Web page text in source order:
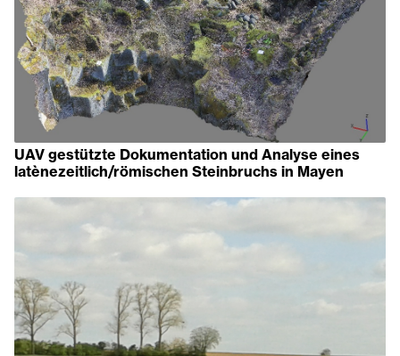
UAV gestützte Dokumentation und Analyse eines
latènezeitlich/römischen Steinbruchs in Mayen